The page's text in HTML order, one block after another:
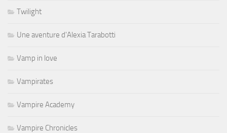
Twilight
Une aventure d'Alexia Tarabotti
Vamp in love
Vampirates
Vampire Academy
Vampire Chronicles